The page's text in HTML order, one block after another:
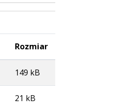
Rozmiar
149 kB
21 kB